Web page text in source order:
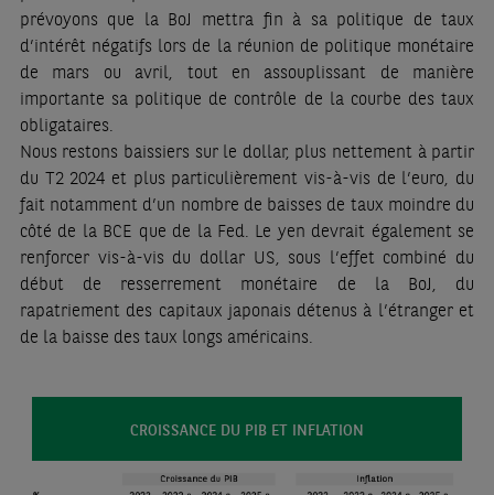
prévoyons que la BoJ mettra fin à sa politique de taux
d’intérêt négatifs lors de la réunion de politique monétaire
de mars ou avril, tout en assouplissant de manière
importante sa politique de contrôle de la courbe des taux
obligataires.
Nous restons baissiers sur le dollar, plus nettement à partir
du T2 2024 et plus particulièrement vis-à-vis de l’euro, du
fait notamment d’un nombre de baisses de taux moindre du
côté de la BCE que de la Fed. Le yen devrait également se
renforcer vis-à-vis du dollar US, sous l’effet combiné du
début de resserrement monétaire de la BoJ, du
rapatriement des capitaux japonais détenus à l’étranger et
de la baisse des taux longs américains.
CROISSANCE DU PIB ET INFLATION